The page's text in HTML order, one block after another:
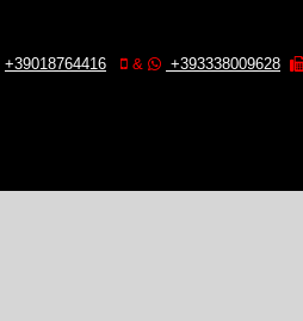
+39018764416 & +393338009628